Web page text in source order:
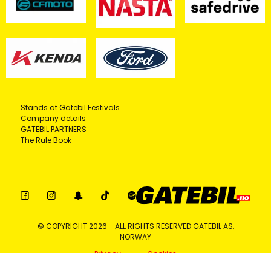
Stands at Gatebil Festivals
Company details
GATEBIL PARTNERS
The Rule Book
© COPYRIGHT 2026 - ALL RIGHTS RESERVED GATEBIL AS,
NORWAY